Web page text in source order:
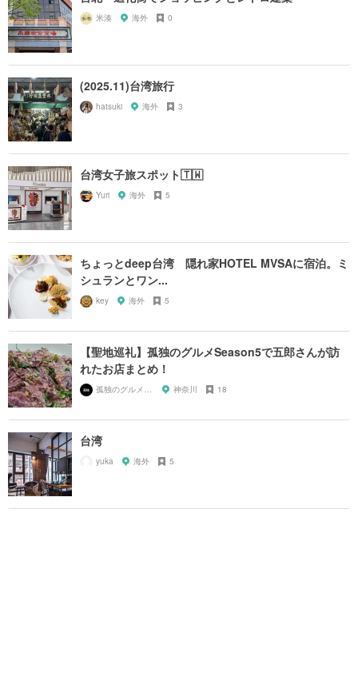
米湊 海外 0
(2025.11)台湾旅行
hatsuki 海外 3
台湾女子旅スポット🇹🇼
Yuri 海外 5
ちょっとdeep台湾 隠れ家HOTEL MVSAに宿泊。ミ
シュランとワン...
key 海外 5
【聖地巡礼】孤独のグルメSeason5で五郎さんが訪
れたお店まとめ！
神奈川 18
台湾
yuka 海外 5